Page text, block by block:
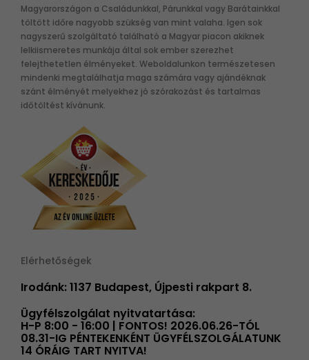
Magyarországon a Családunkkal, Párunkkal vagy Barátainkkal
töltött időre nagyobb szükség van mint valaha. Igen sok
nagyszerű szolgáltató található a Magyar piacon akiknek
lelkiismeretes munkája által sok ember szerezhet
felejthetetlen élményeket. Weboldalunkon természetesen
mindenki megtalálhatja maga számára vagy ajándéknak
szánt élményét melyekhez jó szórakozást és tartalmas
időtöltést kívánunk.
Elérhetőségek
Irodánk: 1137 Budapest, Újpesti rakpart 8.
Ügyfélszolgálat nyitvatartása:
H-P 8:00 - 16:00 | FONTOS! 2026.06.26-TÓL
08.31-IG PÉNTEKENKÉNT ÜGYFÉLSZOLGÁLATUNK
14 ÓRÁIG TART NYITVA!